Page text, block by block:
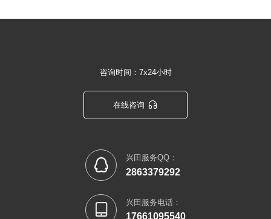
咨询时间：7x24小时
在线咨询 
 兴田服务QQ：
2863379292
 兴田服务电话：
17661095540